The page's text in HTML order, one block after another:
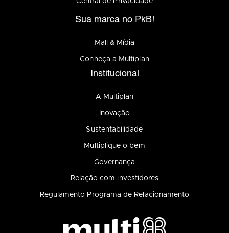
Sua marca no PkB!
Mall & Mídia
Conheça a Multiplan
Institucional
A Multiplan
Inovação
Sustentabilidade
Multiplique o bem
Governança
Relação com investidores
Regulamento Programa de Relacionamento